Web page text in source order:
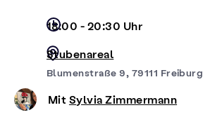
18:00 - 20:30 Uhr
Stubenareal
Blumenstraße 9, 79111 Freiburg
Mit Sylvia Zimmermann